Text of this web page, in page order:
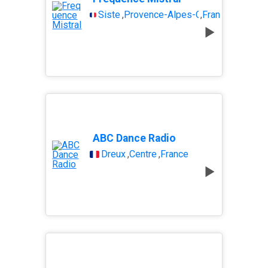
Sisteron
,Provence-Alpes-Côte dAzur
,France
ABC Dance Radio
Dreux,Centre,France